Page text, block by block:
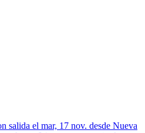
salida el mar, 17 nov. desde Nueva